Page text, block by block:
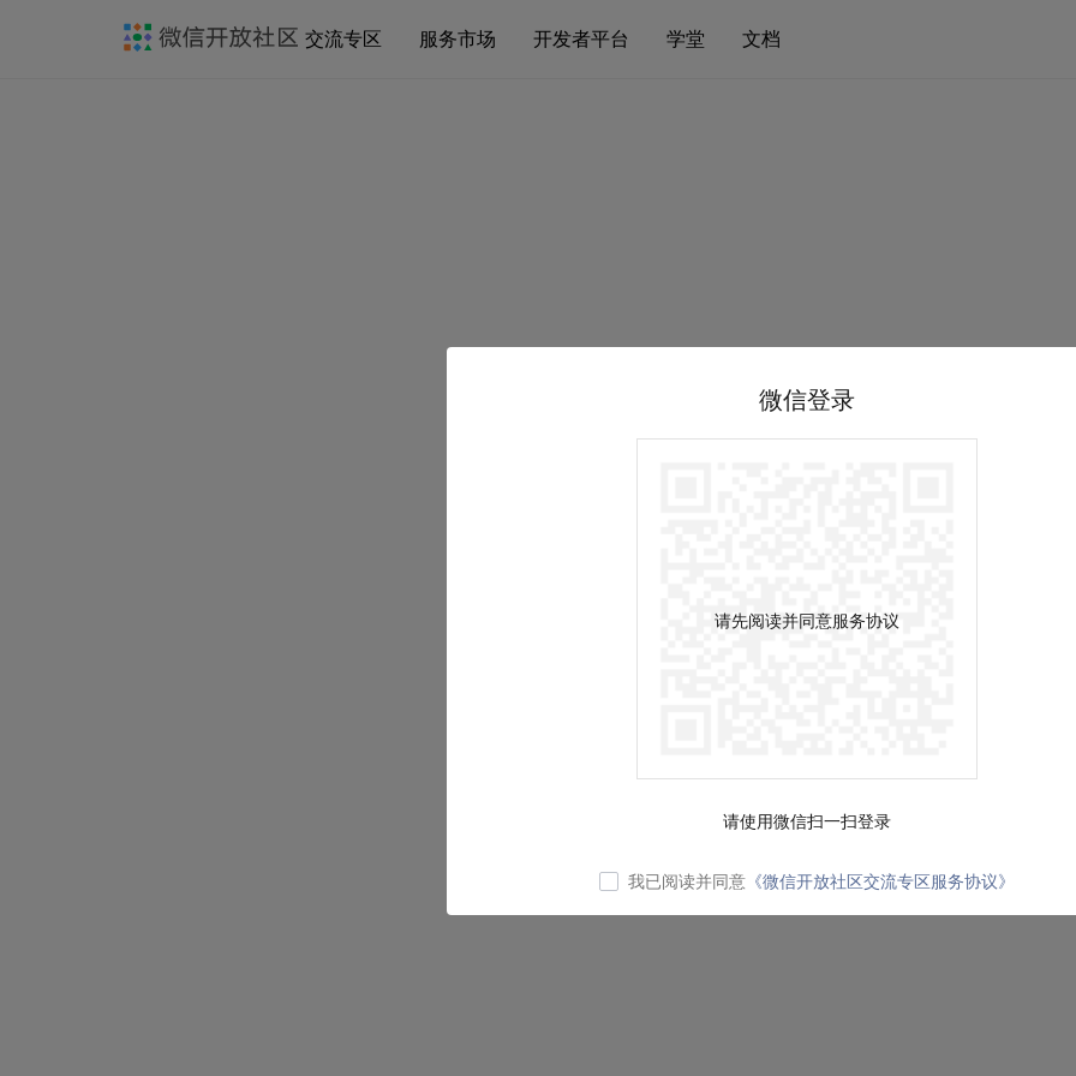
交流专区 服务市场 开发者平台 学堂 文档
微信登录
请先阅读并同意服务协议
请使用微信扫一扫登录
我已阅读并同意 《微信开放社区交流专区服务协议》